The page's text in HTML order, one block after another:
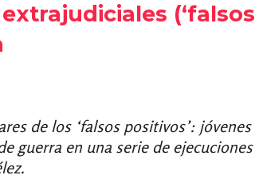
(‘falsos
de los ‘falsos positivos’: jóvenes
guerra en una serie de ejecuciones